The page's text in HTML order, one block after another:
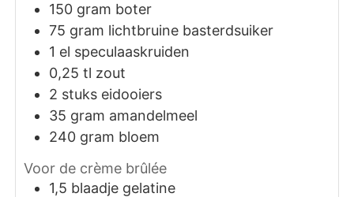
150 gram boter
75 gram lichtbruine basterdsuiker
1 el speculaaskruiden
0,25 tl zout
2 stuks eidooiers
35 gram amandelmeel
240 gram bloem
Voor de crème brûlée
1,5 blaadje gelatine